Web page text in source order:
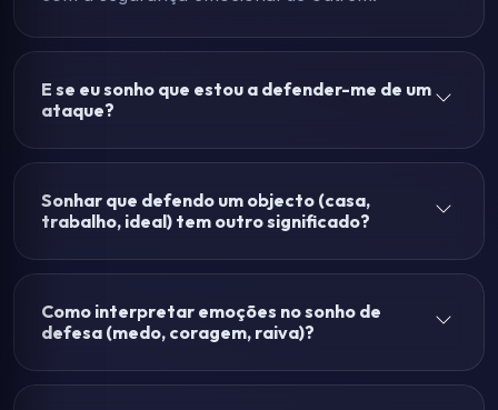
E se eu sonho que estou a defender-me de um
ataque?
Sonhar que defendo um objecto (casa,
trabalho, ideal) tem outro significado?
Como interpretar emoções no sonho de
defesa (medo, coragem, raiva)?